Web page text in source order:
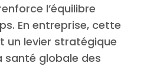
l’équilibre
En entreprise, cette
un levier stratégique
santé globale des